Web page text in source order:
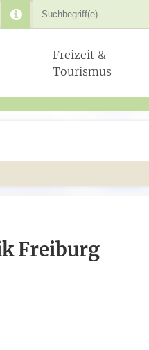
Freizeit &
Tourismus
Freiburg